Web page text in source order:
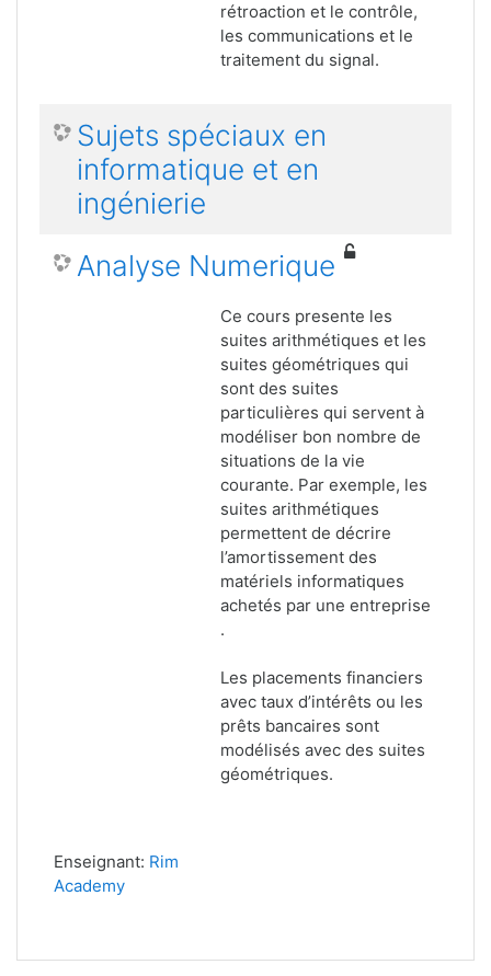
rétroaction et le contrôle,
les communications et le
traitement du signal.
Sujets spéciaux en
informatique et en
ingénierie
Analyse Numerique
Ce cours presente les
suites arithmétiques et les
suites géométriques qui
sont des suites
particulières qui servent à
modéliser bon nombre de
situations de la vie
courante. Par exemple, les
suites arithmétiques
permettent de décrire
l’amortissement des
matériels informatiques
achetés par une entreprise
.
Les placements financiers
avec taux d’intérêts ou les
prêts bancaires sont
modélisés avec des suites
géométriques.
Enseignant: Rim
Academy